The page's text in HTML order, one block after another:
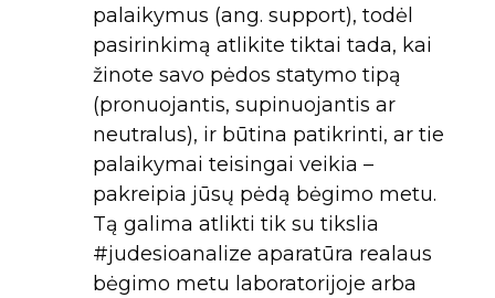
palaikymus (ang. support), todėl
pasirinkimą atlikite tiktai tada, kai
žinote savo pėdos statymo tipą
(pronuojantis, supinuojantis ar
neutralus), ir būtina patikrinti, ar tie
palaikymai teisingai veikia –
pakreipia jūsų pėdą bėgimo metu.
Tą galima atlikti tik su tikslia
#judesioanalize aparatūra realaus
bėgimo metu laboratorijoje arba